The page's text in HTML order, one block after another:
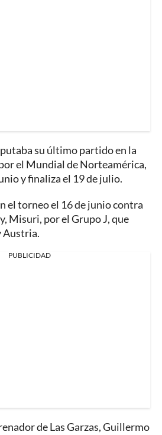
su último partido en la
el Mundial de Norteamérica,
y finaliza el 19 de julio.
el torneo el 16 de junio contra
Misuri, por el Grupo J, que
Austria.
PUBLICIDAD
de Las Garzas, Guillermo